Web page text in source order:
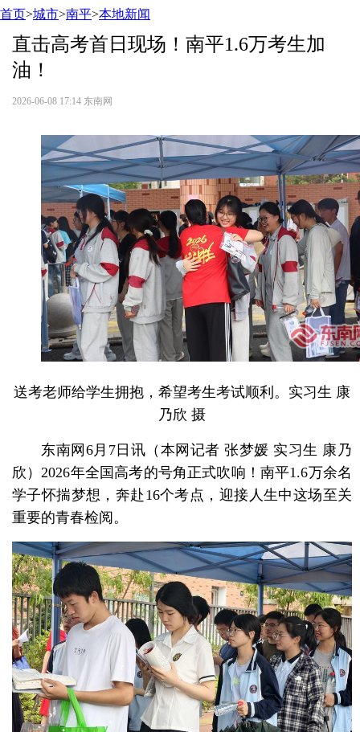
首页>城市>南平>本地新闻
直击高考首日现场！南平1.6万考生加
油！
2026-06-08 17:14 东南网
送考老师给学生拥抱，希望考生考试顺利。实习生 康
乃欣 摄
东南网6月7日讯（本网记者 张梦媛 实习生 康乃
欣）2026年全国高考的号角正式吹响！南平1.6万余名
学子怀揣梦想，奔赴16个考点， 迎接人生中这场至关
重要的青春检阅。